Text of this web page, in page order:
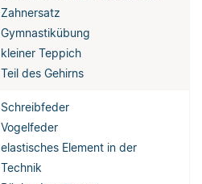
Zahnersatz
Gymnastikübung
kleiner Teppich
Teil des Gehirns
Schreibfeder
Vogelfeder
elastisches Element in der
Technik